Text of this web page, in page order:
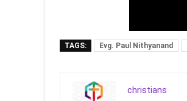
TAGS: Evg. Paul Nithyanand
christians